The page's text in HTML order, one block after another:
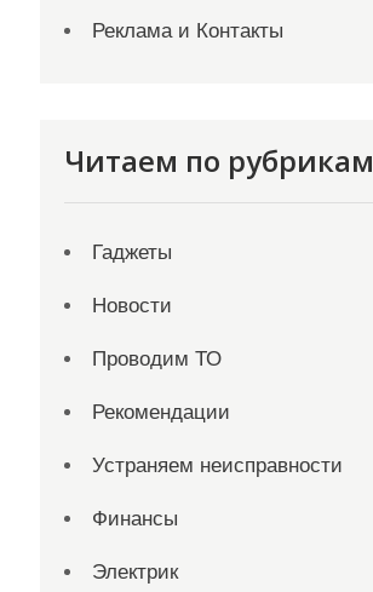
Реклама и Контакты
Читаем по рубрикам
Гаджеты
Новости
Проводим ТО
Рекомендации
Устраняем неисправности
Финансы
Электрик